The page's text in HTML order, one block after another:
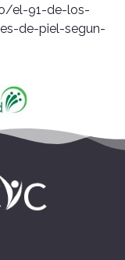
el-91-de-los-
de-piel-segun-